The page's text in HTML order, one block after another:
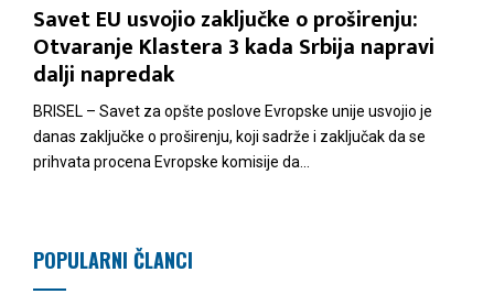
Savet EU usvojio zaključke o proširenju:
Otvaranje Klastera 3 kada Srbija napravi
dalji napredak
BRISEL – Savet za opšte poslove Evropske unije usvojio je
danas zaključke o proširenju, koji sadrže i zaključak da se
prihvata procena Evropske komisije da...
POPULARNI ČLANCI